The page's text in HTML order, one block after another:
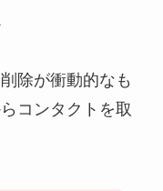
除が衝動的なも
コンタクトを取